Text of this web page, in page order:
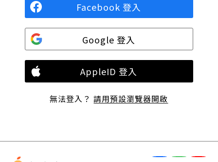
Facebook 登入
Google 登入
AppleID 登入
無法登入？請用預設瀏覽器開啟